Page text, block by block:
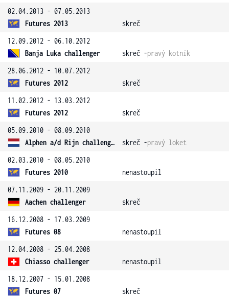
02.04.2013 - 07.05.2013
Futures 2013
skreč
12.09.2012 - 06.10.2012
Banja Luka challenger
skreč -pravý kotník
28.06.2012 - 10.07.2012
Futures 2012
skreč
11.02.2012 - 13.03.2012
Futures 2012
skreč
05.09.2010 - 08.09.2010
Alphen a/d Rijn challenger
skreč -pravý loket
02.03.2010 - 08.05.2010
Futures 2010
nenastoupil
07.11.2009 - 20.11.2009
Aachen challenger
skreč
16.12.2008 - 17.03.2009
Futures 08
nenastoupil
12.04.2008 - 25.04.2008
Chiasso challenger
nenastoupil
18.12.2007 - 15.01.2008
Futures 07
skreč